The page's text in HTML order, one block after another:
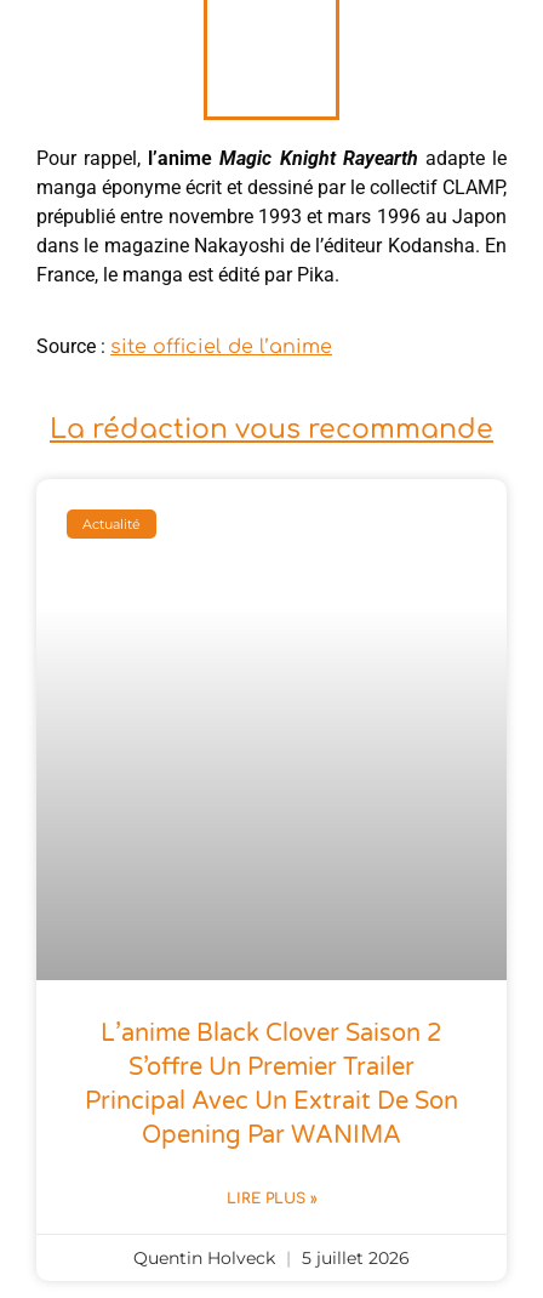
Pour rappel, l’animeMagic Knight Rayearth adapte le
manga éponyme écrit et dessiné par le collectif CLAMP,
prépublié entre novembre 1993 et mars 1996 au Japon
dans le magazine Nakayoshi de l’éditeur Kodansha. En
France, le manga est édité par Pika.
Source : site officiel de l’anime
La rédaction vous recommande
Actualité
L’anime Black Clover Saison 2
S’offre Un Premier Trailer
Principal Avec Un Extrait De Son
Opening Par WANIMA
LIRE PLUS »
Quentin Holveck 5 juillet 2026